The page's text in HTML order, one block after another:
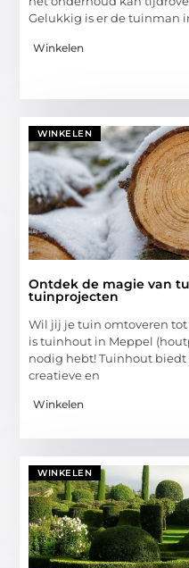
Gelukkig is er de tuinman
Winkelen
WINKELEN
Ontdek de magie van
tuinprojecten
Wil jij je tuin omtoveren tot
is tuinhout in Meppel
nodig hebt! Tuinhout
creatieve en
Winkelen
WINKELEN